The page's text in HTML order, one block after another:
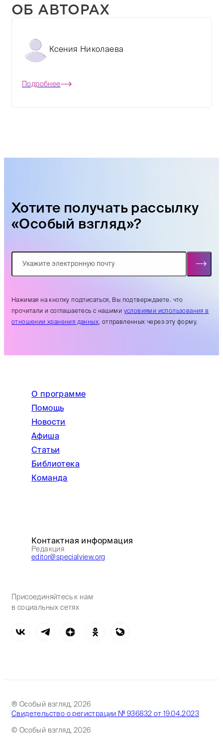
ОБ АВТОРАХ
Ксения Николаева
Подробнее
Хотите получать рассылку
«Особый взгляд»?
Нажимая на кнопку подписаться, Вы подтверждаете. что
прочитали и соглашаетесь с нашими условиями использования в
отношении хранения данных, отправленных через эту форму.
О программе
Помощь
Новости
Афиша
Статьи
Библиотека
Команда
Контактная информация
Редакция
editor@specialview.org
Присоединяйтесь к нам
в социальных сетях
® Особый взгляд, 2026
Свидетельство о регистрации № 936832 от 19.04.2023
© Особый взгляд, 2026